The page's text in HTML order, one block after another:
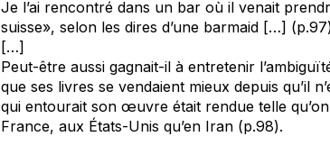
Je l’ai rencontré dans un bar où il venait
suisse», selon les dires d’une barmaid […]
[…]
Peut-être aussi gagnait-il à entretenir
que ses livres se vendaient mieux depuis qu’il
qui entourait son œuvre était rendue telle qu’on
France, aux États-Unis qu’en Iran (p.98).